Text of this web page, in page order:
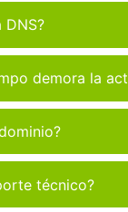
DNS?
demora la
técnico?